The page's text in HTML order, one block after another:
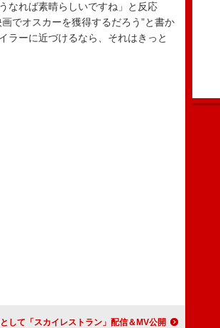
なれば素晴らしいですね」と反応
でオスカーを獲得するだろう”と書か
ラーに近づけるなら、それはきっと
を林哲司が再生プロデュース、新曲として「スカイレストラン」配信＆MV公開